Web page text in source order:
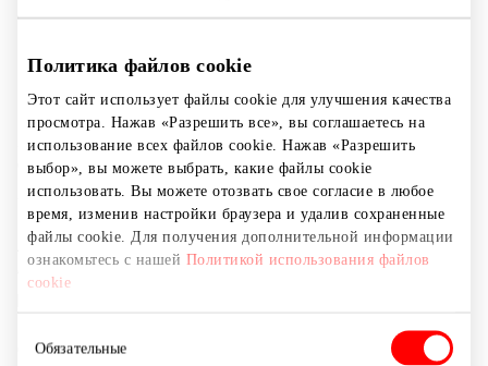
Политика файлов cookie
Этот сайт использует файлы cookie для улучшения качества
просмотра. Нажав «Разрешить все», вы соглашаетесь на
использование всех файлов cookie. Нажав «Разрешить
выбор», вы можете выбрать, какие файлы cookie
использовать. Вы можете отозвать свое согласие в любое
время, изменив настройки браузера и удалив сохраненные
файлы cookie. Для получения дополнительной информации
ознакомьтесь с нашей Политикой использования файлов
cookie
согласия
Обязательные
Мы поможем порадовать себя и других, отыскав
подходящие символы для особенных моментов
жизни, ведь самая большая ценность GIVEN –
человек. Дерзайте и экспериментируйте! Мы столь
же многолики, как и наши клиенты.
Ассортимент услуг GIVEN широк и разнообразен:
большой выбор ювелирных изделий, беспроцентная
Goldwork и услуга гравировки.